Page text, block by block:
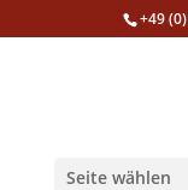
+49
Seite wählen